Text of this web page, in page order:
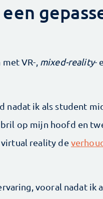
VR-, mixed-reality-
nadat ik als student
op mijn hoofd en
virtual reality de
vooral nadat ik